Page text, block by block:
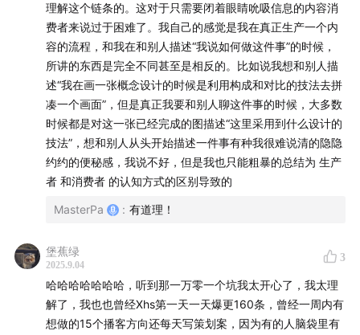
理解这个链条的。这对于只需要闭着眼睛吮吸信息的内容消
费者来说过于困难了。我自己的感觉是我在真正生产一个内
容的流程，和我在和别人描述“我说如何做这件事”的时候，
所讲的东西是完全不同甚至是相反的。比如说我想和别人描
述“我在画一张概念设计的时候是利用构成和对比的技法去拼
凑一个画面”，但是真正我要和别人聊这件事的时候，大多数
时候都是对这一张已经完成的图描述“这里采用到什么设计的
技法”，想和别人从头开始描述一件事有种我很难说清的隐隐
约约的便秘感，我说不好，但是我也只能粗暴的总结为 生产
者 和消费者 的认知方式的区别导致的
MasterPa : 有道理！
堡蕉绿
2025.9.04
3
哈哈哈哈哈哈哈，听到那一万零一个坑我太开心了，我太理
解了，我也也曾经Xhs第一天一天爆更160条，曾经一周内有
想做的15个播客方向还每天写策划案，因为有的人脑袋里有